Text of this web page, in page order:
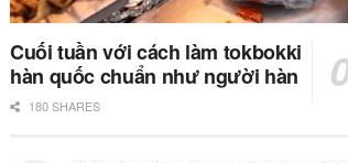
Cuối tuần với cách làm tokbokki
hàn quốc chuẩn như người hàn
180 SHARES